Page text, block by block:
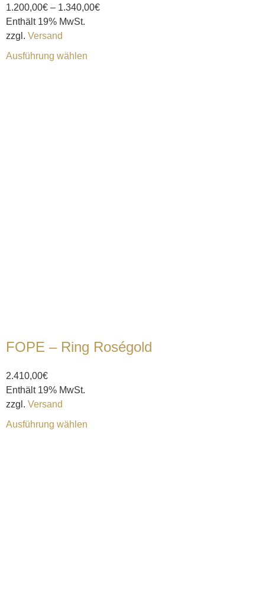
1.200,00€ – 1.340,00€
Enthält 19% MwSt.
zzgl. Versand
Ausführung wählen
FOPE – Ring Roségold
2.410,00€
Enthält 19% MwSt.
zzgl. Versand
Ausführung wählen